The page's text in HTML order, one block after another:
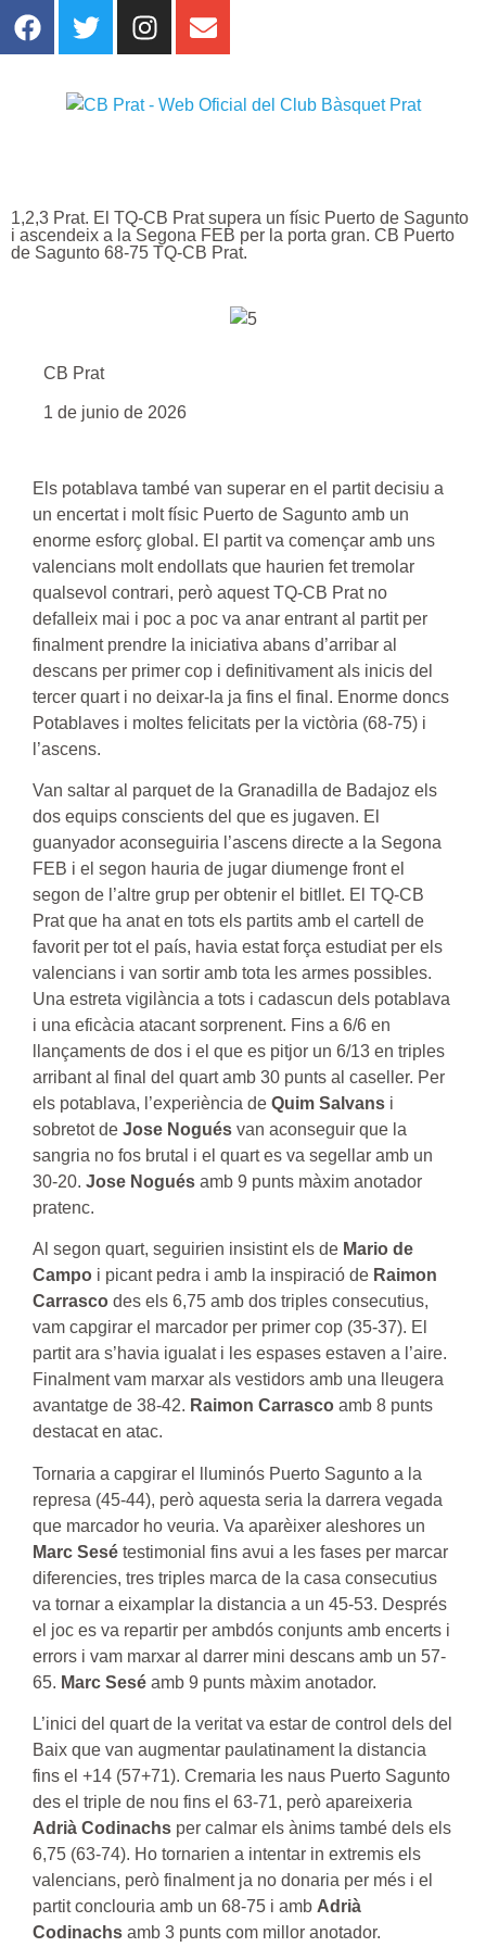
1,2,3 Prat. El TQ-CB Prat supera un físic Puerto de Sagunto
i ascendeix a la Segona FEB per la porta gran. CB Puerto
de Sagunto 68-75 TQ-CB Prat.
CB Prat
1 de junio de 2026
Els potablava també van superar en el partit decisiu a
un encertat i molt físic Puerto de Sagunto amb un
enorme esforç global. El partit va començar amb uns
valencians molt endollats que haurien fet tremolar
qualsevol contrari, però aquest TQ-CB Prat no
defalleix mai i poc a poc va anar entrant al partit per
finalment prendre la iniciativa abans d’arribar al
descans per primer cop i definitivament als inicis del
tercer quart i no deixar-la ja fins el final. Enorme doncs
Potablaves i moltes felicitats per la victòria (68-75) i
l’ascens.
Van saltar al parquet de la Granadilla de Badajoz els
dos equips conscients del que es jugaven. El
guanyador aconseguiria l’ascens directe a la Segona
FEB i el segon hauria de jugar diumenge front el
segon de l’altre grup per obtenir el bitllet. El TQ-CB
Prat que ha anat en tots els partits amb el cartell de
favorit per tot el país, havia estat força estudiat per els
valencians i van sortir amb tota les armes possibles.
Una estreta vigilància a tots i cadascun dels potablava
i una eficàcia atacant sorprenent. Fins a 6/6 en
llançaments de dos i el que es pitjor un 6/13 en triples
arribant al final del quart amb 30 punts al caseller. Per
els potablava, l’experiència de Quim Salvans i
sobretot de Jose Nogués van aconseguir que la
sangria no fos brutal i el quart es va segellar amb un
30-20. Jose Nogués amb 9 punts màxim anotador
pratenc.
Al segon quart, seguirien insistint els de Mario de
Campo i picant pedra i amb la inspiració de Raimon
Carrasco des els 6,75 amb dos triples consecutius,
vam capgirar el marcador per primer cop (35-37). El
partit ara s’havia igualat i les espases estaven a l’aire.
Finalment vam marxar als vestidors amb una lleugera
avantatge de 38-42. Raimon Carrasco amb 8 punts
destacat en atac.
Tornaria a capgirar el lluminós Puerto Sagunto a la
represa (45-44), però aquesta seria la darrera vegada
que marcador ho veuria. Va aparèixer aleshores un
Marc Sesé testimonial fins avui a les fases per marcar
diferencies, tres triples marca de la casa consecutius
va tornar a eixamplar la distancia a un 45-53. Després
el joc es va repartir per ambdós conjunts amb encerts i
errors i vam marxar al darrer mini descans amb un 57-
65. Marc Sesé amb 9 punts màxim anotador.
L’inici del quart de la veritat va estar de control dels del
Baix que van augmentar paulatinament la distancia
fins el +14 (57+71). Cremaria les naus Puerto Sagunto
des el triple de nou fins el 63-71, però apareixeria
Adrià Codinachs per calmar els ànims també dels els
6,75 (63-74). Ho tornarien a intentar in extremis els
valencians, però finalment ja no donaria per més i el
partit conclouria amb un 68-75 i amb Adrià
Codinachs amb 3 punts com millor anotador.